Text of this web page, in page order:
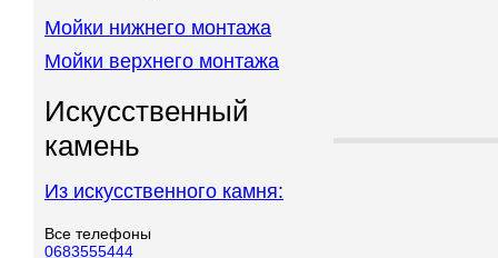
Мойки нижнего монтажа
Мойки верхнего монтажа
Искусственный
камень
Из искусственного камня:
Все телефоны
0683555444